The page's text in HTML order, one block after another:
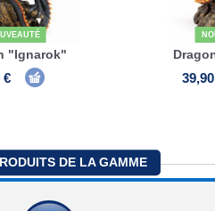
"Ignarok"
€
DE LA GAMME